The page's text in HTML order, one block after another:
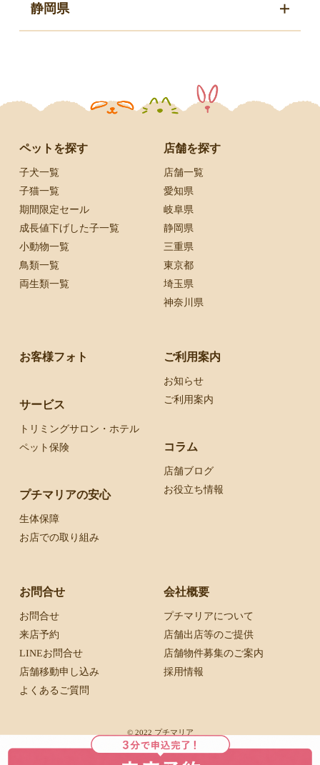
静岡県
ペットを探す
子犬一覧
子猫一覧
期間限定セール
成長値下げした子一覧
小動物一覧
鳥類一覧
両生類一覧
店舗を探す
店舗一覧
愛知県
岐阜県
静岡県
三重県
東京都
埼玉県
神奈川県
お客様フォト
サービス
トリミングサロン・ホテル
ペット保険
プチマリアの安心
生体保障
お店での取り組み
ご利用案内
お知らせ
ご利用案内
コラム
店舗ブログ
お役立ち情報
お問合せ
お問合せ
来店予約
LINEお問合せ
店舗移動申し込み
よくあるご質問
会社概要
プチマリアについて
店舗出店等のご提供
店舗物件募集のご案内
採用情報
© 2022 プチマリア